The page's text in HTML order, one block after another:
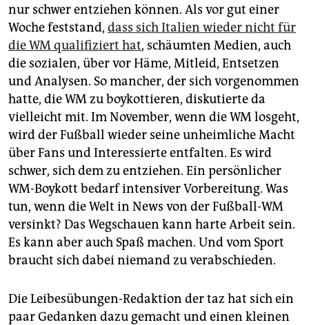
nur schwer entziehen können. Als vor gut einer
Woche feststand, dass sich Italien wieder nicht für
die WM qualifiziert hat, schäumten Medien, auch
die sozialen, über vor Häme, Mitleid, Entsetzen
und Analysen. So mancher, der sich vorgenommen
hatte, die WM zu boykottieren, diskutierte da
vielleicht mit. Im November, wenn die WM losgeht,
wird der Fußball wieder seine unheimliche Macht
über Fans und Interessierte entfalten. Es wird
schwer, sich dem zu entziehen. Ein persönlicher
WM-Boykott bedarf intensiver Vorbereitung. Was
tun, wenn die Welt in News von der Fußball-WM
versinkt? Das Wegschauen kann harte Arbeit sein.
Es kann aber auch Spaß machen. Und vom Sport
braucht sich dabei niemand zu verabschieden.
Die Leibesübungen-Redaktion der taz hat sich ein
paar Gedanken dazu gemacht und einen kleinen